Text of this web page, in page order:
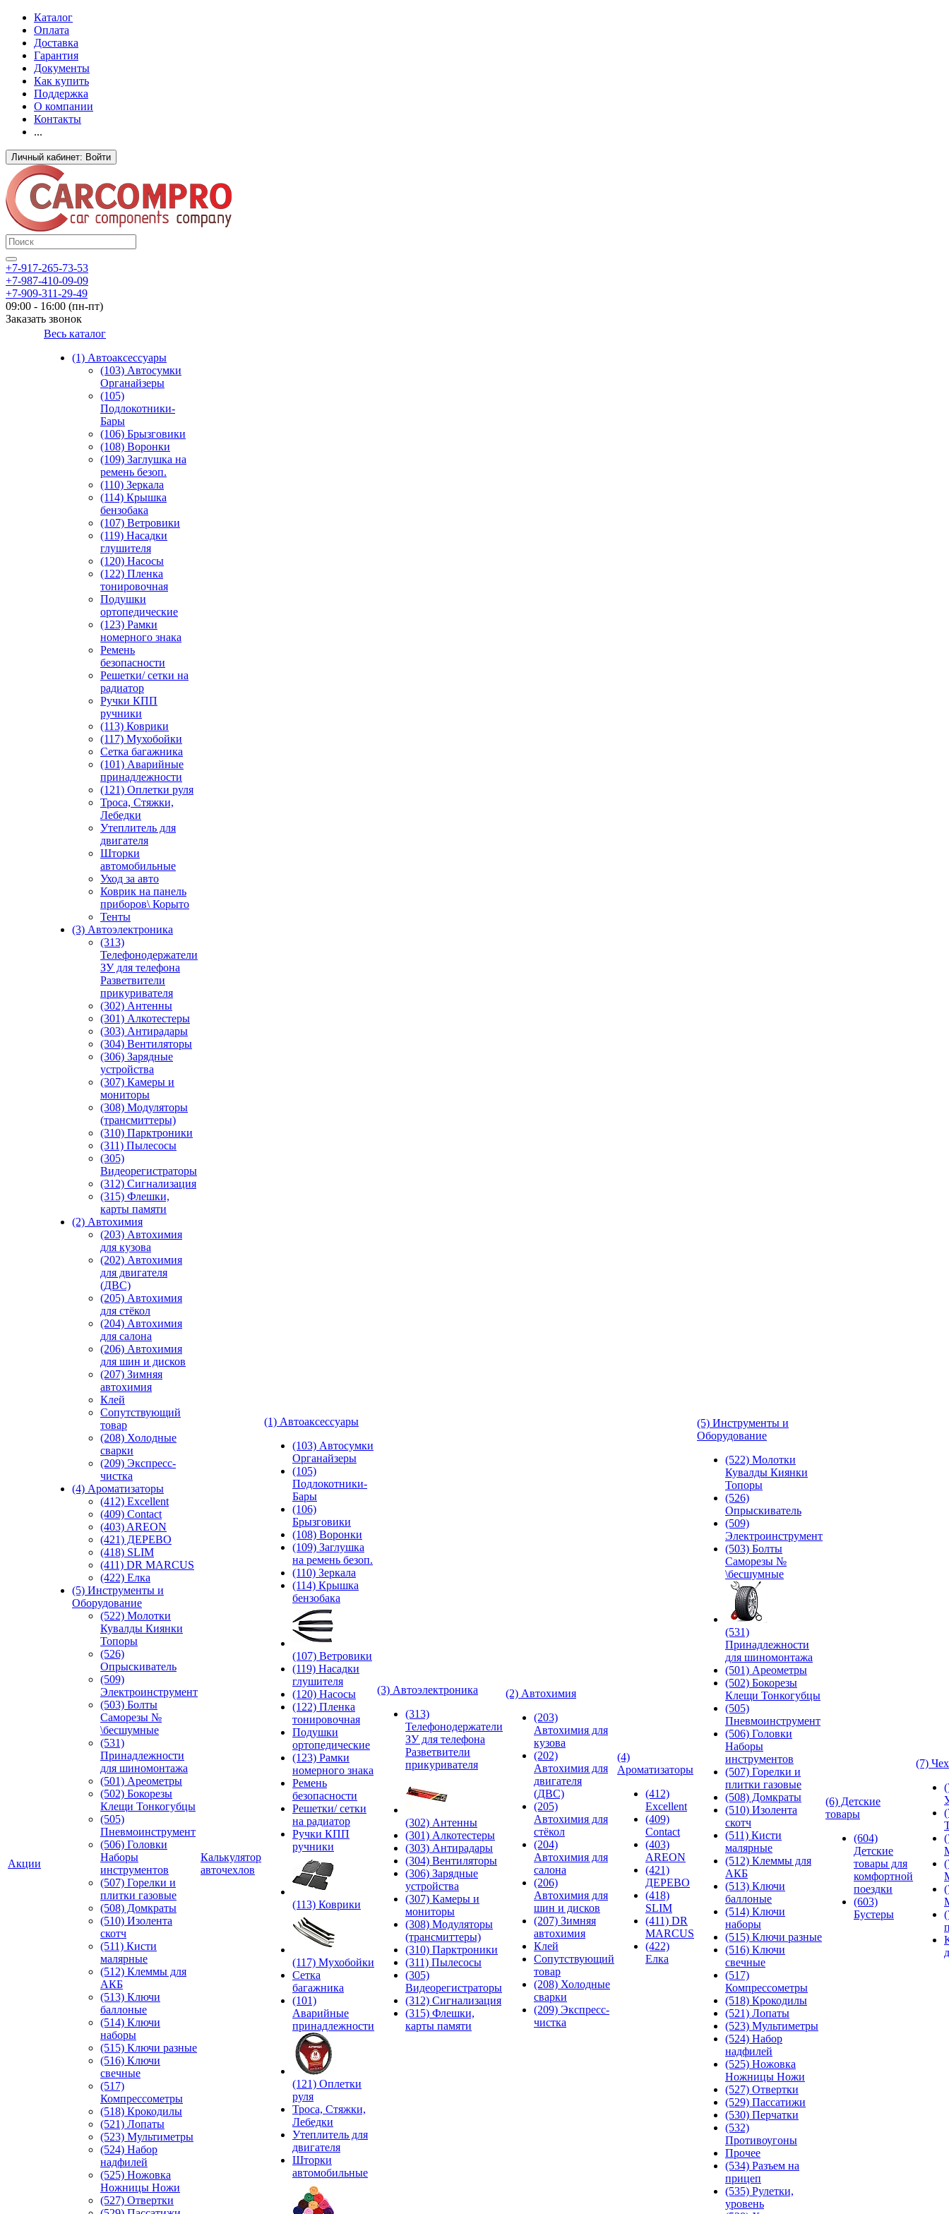
Каталог
Оплата
Доставка
Гарантия
Документы
Как купить
Поддержка
О компании
Контакты
...
Личный кабинет: Войти
+7-917-265-73-53
+7-987-410-09-09
+7-909-311-29-49
09:00 - 16:00 (пн-пт)
Заказать звонок
Акции
Весь каталог
(1) Автоаксессуары
(103) Автосумки
Органайзеры
(105)
Подлокотники-
Бары
(106) Брызговики
(108) Воронки
(109) Заглушка на
ремень безоп.
(110) Зеркала
(114) Крышка
бензобака
(107) Ветровики
(119) Насадки
глушителя
(120) Насосы
(122) Пленка
тонировочная
Подушки
ортопедические
(123) Рамки
номерного знака
Ремень
безопасности
Решетки/ сетки на
радиатор
Ручки КПП
ручники
(113) Коврики
(117) Мухобойки
Сетка багажника
(101) Аварийные
принадлежности
(121) Оплетки руля
Троса, Стяжки,
Лебедки
Утеплитель для
двигателя
Шторки
автомобильные
Уход за авто
Коврик на панель
приборов\ Корыто
Тенты
(3) Автоэлектроника
(313)
Телефонодержатели
ЗУ для телефона
Разветвители
прикуривателя
(302) Антенны
(301) Алкотестеры
(303) Антирадары
(304) Вентиляторы
(306) Зарядные
устройства
(307) Камеры и
мониторы
(308) Модуляторы
(трансмиттеры)
(310) Парктроники
(311) Пылесосы
(305)
Видеорегистраторы
(312) Сигнализация
(315) Флешки,
карты памяти
(2) Автохимия
(203) Автохимия
для кузова
(202) Автохимия
для двигателя
(ДВС)
(205) Автохимия
для стёкол
(204) Автохимия
для салона
(206) Автохимия
для шин и дисков
(207) Зимняя
автохимия
Клей
Сопутствующий
товар
(208) Холодные
сварки
(209) Экспреcс-
чистка
(4) Ароматизаторы
(412) Excellent
(409) Contact
(403) AREON
(421) ДЕРЕВО
(418) SLIM
(411) DR MARCUS
(422) Елка
(5) Инструменты и
Оборудование
(522) Молотки
Кувалды Киянки
Топоры
(526)
Опрыскиватель
(509)
Электроинструмент
(503) Болты
Саморезы №
\бесшумные
(531)
Принадлежности
для шиномонтажа
(501) Ареометры
(502) Бокорезы
Клещи Тонкогубцы
(505)
Пневмоинструмент
(506) Головки
Наборы
инструментов
(507) Горелки и
плитки газовые
(508) Домкраты
(510) Изолента
скотч
(511) Кисти
малярные
(512) Клеммы для
АКБ
(513) Ключи
баллоные
(514) Ключи
наборы
(515) Ключи разные
(516) Ключи
свечные
(517)
Компрессометры
(518) Крокодилы
(521) Лопаты
(523) Мультиметры
(524) Набор
надфилей
(525) Ножовка
Ножницы Ножи
(527) Отвертки
Калькулятор
авточехлов
(1) Автоаксессуары
(103) Автосумки
Органайзеры
(105)
Подлокотники-
Бары
(106)
Брызговики
(108) Воронки
(109) Заглушка
на ремень безоп.
(110) Зеркала
(114) Крышка
бензобака
(107) Ветровики
(119) Насадки
глушителя
(120) Насосы
(122) Пленка
тонировочная
Подушки
ортопедические
(123) Рамки
номерного знака
Ремень
безопасности
Решетки/ сетки
на радиатор
Ручки КПП
ручники
(113) Коврики
(117) Мухобойки
Сетка
багажника
(101)
Аварийные
принадлежности
(121) Оплетки
руля
Троса, Стяжки,
Лебедки
Утеплитель для
двигателя
Шторки
автомобильные
(3) Автоэлектроника
(313)
Телефонодержатели
ЗУ для телефона
Разветвители
прикуривателя
(302) Антенны
(301) Алкотестеры
(303) Антирадары
(304) Вентиляторы
(306) Зарядные
устройства
(307) Камеры и
мониторы
(308) Модуляторы
(трансмиттеры)
(310) Парктроники
(311) Пылесосы
(305)
Видеорегистраторы
(312) Сигнализация
(315) Флешки,
карты памяти
(2) Автохимия
(203)
Автохимия для
кузова
(202)
Автохимия для
двигателя
(ДВС)
(205)
Автохимия для
стёкол
(204)
Автохимия для
салона
(206)
Автохимия для
шин и дисков
(207) Зимняя
автохимия
Клей
Сопутствующий
товар
(208) Холодные
сварки
(209) Экспреcс-
чистка
(4)
Ароматизаторы
(412)
Excellent
(409)
Contact
(403)
AREON
(421)
ДЕРЕВО
(418)
SLIM
(411) DR
MARCUS
(422)
Елка
(5) Инструменты и
Оборудование
(522) Молотки
Кувалды Киянки
Топоры
(526)
Опрыскиватель
(509)
Электроинструмент
(503) Болты
Саморезы №
\бесшумные
(531)
Принадлежности
для шиномонтажа
(501) Ареометры
(502) Бокорезы
Клещи Тонкогубцы
(505)
Пневмоинструмент
(506) Головки
Наборы
инструментов
(507) Горелки и
плитки газовые
(508) Домкраты
(510) Изолента
скотч
(511) Кисти
малярные
(512) Клеммы для
АКБ
(513) Ключи
баллоные
(514) Ключи
наборы
(515) Ключи разные
(516) Ключи
свечные
(517)
Компрессометры
(518) Крокодилы
(521) Лопаты
(523) Мультиметры
(524) Набор
надфилей
(525) Ножовка
Ножницы Ножи
(527) Отвертки
(529) Пассатижи
(530) Перчатки
(532)
Противоугоны
Прочее
(534) Разъем на
прицеп
(535) Рулетки,
уровень
(6) Детские
товары
(604)
Детские
товары для
комфортной
поездки
(603)
Бустеры
(7)